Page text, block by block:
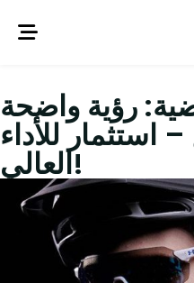
رؤية واضحة
استثمار للأداء
العالي!